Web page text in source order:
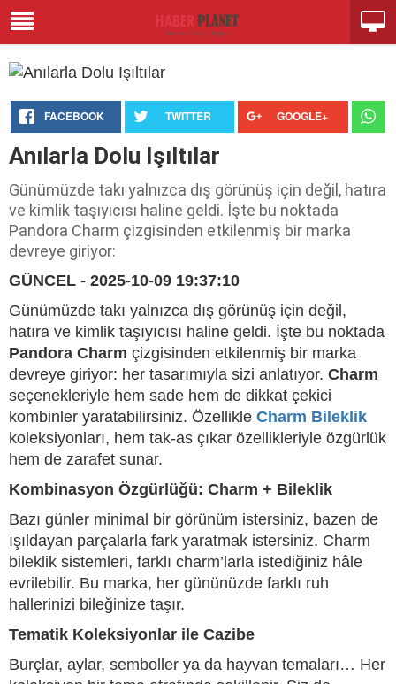
FACEBOOK TWITTER GOOGLE+
Anılarla Dolu Işıltılar
Günümüzde takı yalnızca dış görünüş için değil, hatıra
ve kimlik taşıyıcısı haline geldi. İşte bu noktada
Pandora Charm çizgisinden etkilenmiş bir marka
devreye giriyor:
GÜNCEL - 2025-10-09 19:37:10
Günümüzde takı yalnızca dış görünüş için değil,
hatıra ve kimlik taşıyıcısı haline geldi. İşte bu noktada
Pandora Charm çizgisinden etkilenmiş bir marka
devreye giriyor: her tasarımıyla sizi anlatıyor. Charm
seçenekleriyle hem sade hem de dikkat çekici
kombinler yaratabilirsiniz. Özellikle Charm Bileklik
koleksiyonları, hem tak-as çıkar özellikleriyle özgürlük
hem de zarafet sunar.
Kombinasyon Özgürlüğü: Charm + Bileklik
Bazı günler minimal bir görünüm istersiniz, bazen de
ışıldayan parçalarla fark yaratmak istersiniz. Charm
bileklik sistemleri, farklı charm’larla istediğiniz hâle
evrilebilir. Bu marka, her gününüzde farklı ruh
hallerinizi bileğinize taşır.
Tematik Koleksiyonlar ile Cazibe
Burçlar, aylar, semboller ya da hayvan temaları… Her